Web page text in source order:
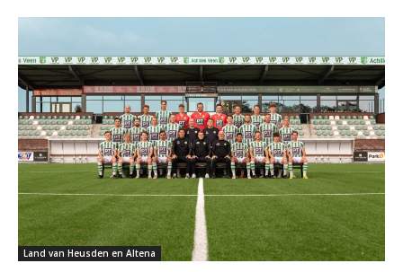
Land van Heusden en Altena